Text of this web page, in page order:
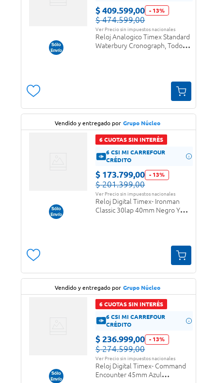
$ 409.599,00 - 13%
$ 474.599,00
Ver Precio sin impuestos nacionales
Reloj Analogico Timex Standard
Waterbury Cronograph, Todo
Vendido y entregado por Grupo Núcleo
6 CUOTAS SIN INTERÉS
6 CSI MI CARREFOUR
CRÉDITO
$ 173.799,00 - 13%
$ 201.399,00
Ver Precio sin impuestos nacionales
Reloj Digital Timex- Ironman
Classic 30lap 40mm Negro Y
Vendido y entregado por Grupo Núcleo
6 CUOTAS SIN INTERÉS
6 CSI MI CARREFOUR
CRÉDITO
$ 236.999,00 - 13%
$ 274.599,00
Ver Precio sin impuestos nacionales
Reloj Digital Timex- Command
Encounter 45mm Azul